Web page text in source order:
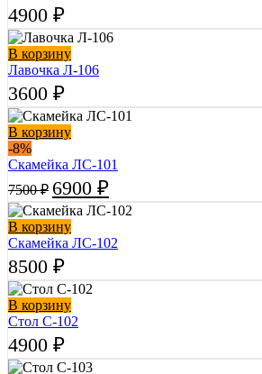
4900 ₽
В корзину
Лавочка Л-106
3600 ₽
В корзину
-8%
Скамейка ЛС-101
7500₽
Первоначальная
цена
составляла
7500 ₽.
6900 ₽цена:
6900 ₽.
В корзину
Скамейка ЛС-102
8500 ₽
В корзину
Стол С-102
4900 ₽